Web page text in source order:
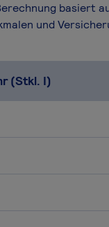
basiert
und
(Stkl. I)